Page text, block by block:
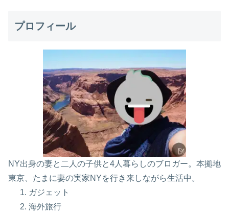
プロフィール
NY出身の妻と二人の子供と4人暮らしのブロガー。本拠地
東京、たまに妻の実家NYを行き来しながら生活中。
ガジェット
海外旅行